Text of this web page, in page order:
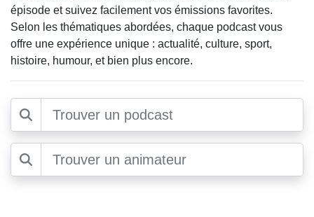
épisode et suivez facilement vos émissions favorites.
Selon les thématiques abordées, chaque podcast vous
offre une expérience unique : actualité, culture, sport,
histoire, humour, et bien plus encore.